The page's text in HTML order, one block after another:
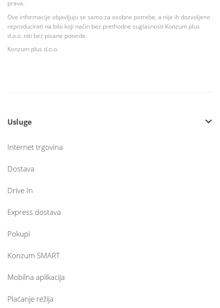
prava.
Ove informacije objavljuju se samo za osobne potrebe, a nije ih dozvoljeno
reproducirati na bilo koji način bez prethodne suglasnosti Konzum plus
d.o.o. niti bez pisane potvrde.
Konzum plus d.o.o.
Usluge
Internet trgovina
Dostava
Drive In
Express dostava
Pokupi
Konzum SMART
Mobilna aplikacija
Plaćanje režija